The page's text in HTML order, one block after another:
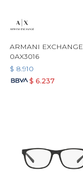
ARMANI EXCHANGE
0AX3016
$ 8.910
$ 6.237